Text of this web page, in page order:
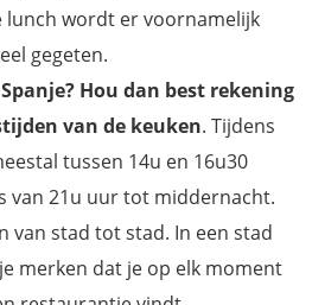
lunch wordt er voornamelijk
gegeten.
Hou dan best rekening
van de keuken. Tijdens
tussen 14u en 16u30
van 21u uur tot middernacht.
van stad tot stad. In een stad
merken dat je op elk moment